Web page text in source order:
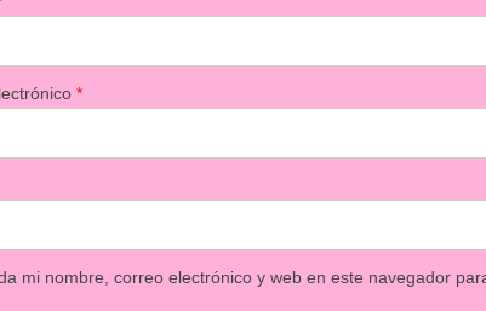
*
mi nombre, correo electrónico y web en este navegador